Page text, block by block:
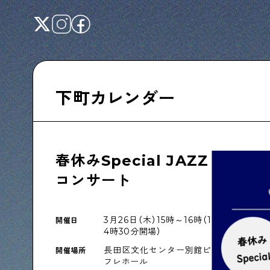
下町に暮らす人たちに日記を書いてもらいま
した
下町カレンダー
春休みSpecial JAZZ
コンサート
開催日
3月26日（木）15時～16時（1
4時30分開場）
開催場所
長田区文化センター別館ピ
フレホール